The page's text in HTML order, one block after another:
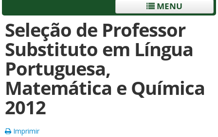
MENU
Seleção de Professor
Substituto em Língua
Portuguesa,
Matemática e Química
2012
Imprimir